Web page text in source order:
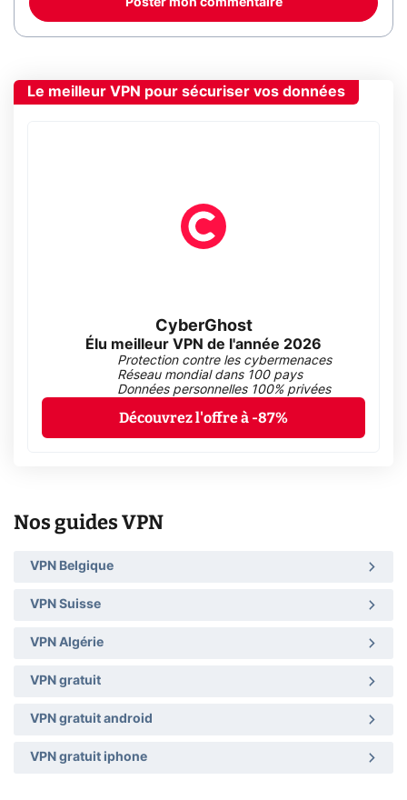
Poster mon commentaire
Le meilleur VPN pour sécuriser vos données
CyberGhost
Élu meilleur VPN de l'année 2026
Protection contre les cybermenaces
Réseau mondial dans 100 pays
Données personnelles 100% privées
Découvrez l'offre à -87%
Nos guides VPN
VPN Belgique
VPN Suisse
VPN Algérie
VPN gratuit
VPN gratuit android
VPN gratuit iphone